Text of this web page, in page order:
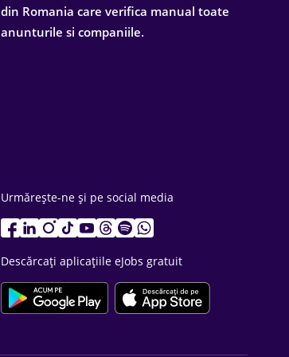
din Romania care verifica manual toate
anunturile si companiile.
Urmărește-ne și pe social media
Descărcați aplicațiile eJobs gratuit